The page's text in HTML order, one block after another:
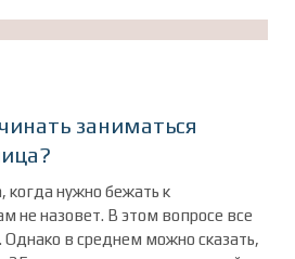
заниматься
когда нужно бежать к
не назовет. В этом вопросе все
Однако в среднем можно сказать,